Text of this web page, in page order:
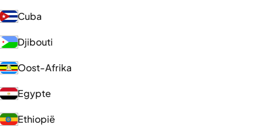
Cuba
Djibouti
Oost-Afrika
Egypte
Ethiopië